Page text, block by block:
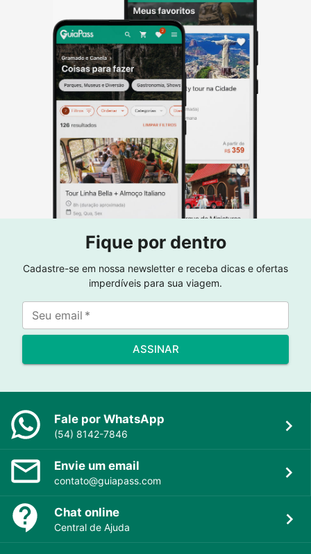
Fique por dentro
Cadastre-se em nossa newsletter e receba dicas e ofertas
imperdíveis para sua viagem.
Seu email *
ASSINAR
Fale por WhatsApp
(54) 8142-7846
Envie um email
contato@guiapass.com
Chat online
Central de Ajuda